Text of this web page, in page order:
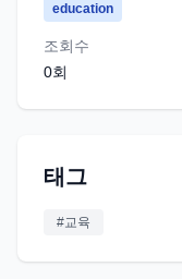
education
조회수
0회
태그
#교육